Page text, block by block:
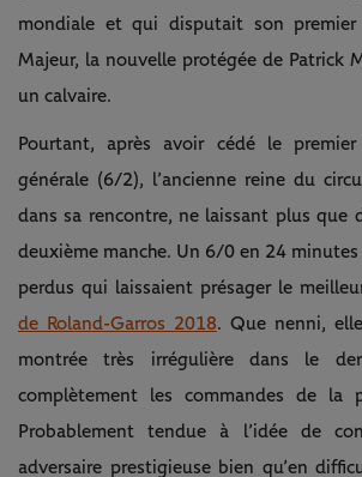
mondiale et qui disputait son
Majeur, la nouvelle protégée de Patrick
un calvaire.
Pourtant, après avoir cédé le
générale (6/2), l’ancienne reine du
dans sa rencontre, ne laissant plus que
deuxième manche. Un 6/0 en 24
perdus qui laissaient présager le
de Roland-Garros 2018. Que nenni,
montrée très irrégulière dans le
complètement les commandes de la
Probablement tendue à l’idée de
adversaire prestigieuse bien qu’en